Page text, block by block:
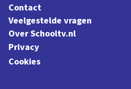
Contact
Veelgestelde vragen
Over Schooltv.nl
Privacy
Cookies